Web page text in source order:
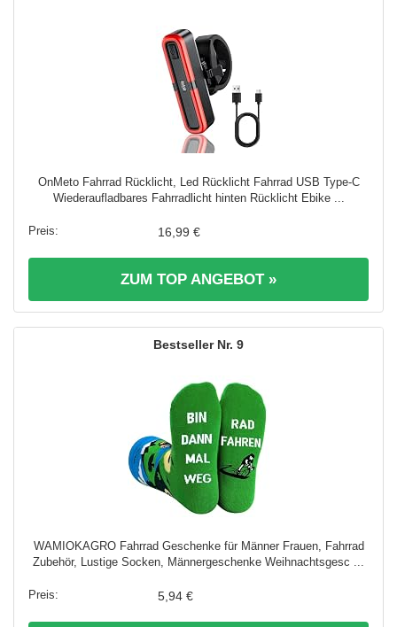
OnMeto Fahrrad Rücklicht, Led Rücklicht Fahrrad USB Type-C
Wiederaufladbares Fahrradlicht hinten Rücklicht Ebike ...
16,99 €
ZUM TOP ANGEBOT »
9
WAMIOKAGRO Fahrrad Geschenke für Männer Frauen, Fahrrad
Zubehör, Lustige Socken, Männergeschenke Weihnachtsgesc ...
5,94 €